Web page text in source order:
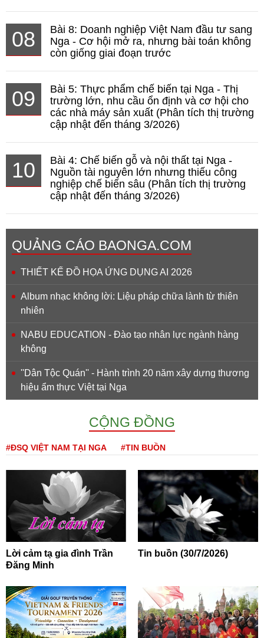
08
Bài 8: Doanh nghiệp Việt Nam đầu tư sang
Nga - Cơ hội mở ra, nhưng bài toán không
còn giống giai đoạn trước
09
Bài 5: Thực phẩm chế biến tại Nga - Thị
trường lớn, nhu cầu ổn định và cơ hội cho
các nhà máy sản xuất (Phân tích thị trường
cập nhật đến tháng 3/2026)
10
Bài 4: Chế biến gỗ và nội thất tại Nga -
Nguồn tài nguyên lớn nhưng thiếu công
nghiệp chế biến sâu (Phân tích thị trường
cập nhật đến tháng 3/2026)
QUẢNG CÁO BAONGA.COM
THIẾT KẾ ĐỒ HỌA ỨNG DỤNG AI 2026
Album nhạc không lời: Liệu pháp chữa lành từ thiên
nhiên
NABU EDUCATION - Đào tạo nhân lực ngành hàng
không
''Dân Tộc Quán'' - Hành trình 20 năm xây dựng thương
hiệu ẩm thực Việt tại Nga
CỘNG ĐỒNG
#ĐSQ VIỆT NAM TẠI NGA #TIN BUỒN
Lời cảm tạ gia đình Trần
Đăng Minh
Tin buồn (30/7/2026)